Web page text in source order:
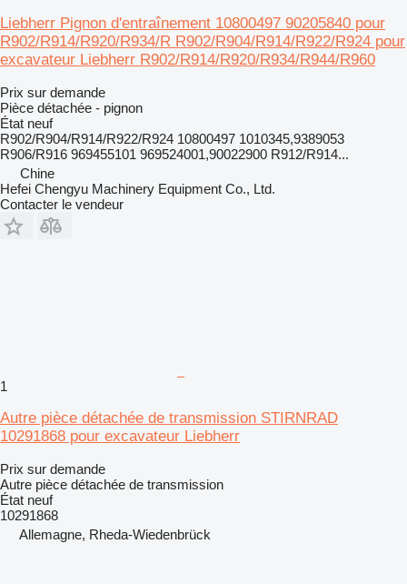
Liebherr Pignon d'entraînement 10800497 90205840 pour
R902/R914/R920/R934/R R902/R904/R914/R922/R924 pour
excavateur Liebherr R902/R914/R920/R934/R944/R960
Prix sur demande
Pièce détachée - pignon
État neuf
R902/R904/R914/R922/R924 10800497 1010345,9389053
R906/R916 969455101 969524001,90022900 R912/R914...
Chine
Hefei Chengyu Machinery Equipment Co., Ltd.
Contacter le vendeur
1
Autre pièce détachée de transmission STIRNRAD
10291868 pour excavateur Liebherr
Prix sur demande
Autre pièce détachée de transmission
État neuf
10291868
Allemagne, Rheda-Wiedenbrück